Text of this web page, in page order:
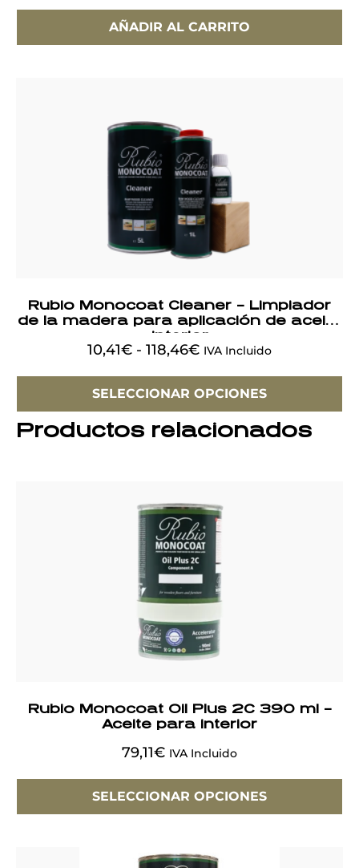
AÑADIR AL CARRITO
Rubio Monocoat Cleaner – Limpiador
de la madera para aplicación de aceite
interior
10,41€ - 118,46€ IVA Incluido
SELECCIONAR OPCIONES
Productos relacionados
Rubio Monocoat Oil Plus 2C 390 ml –
Aceite para interior
79,11€ IVA Incluido
SELECCIONAR OPCIONES